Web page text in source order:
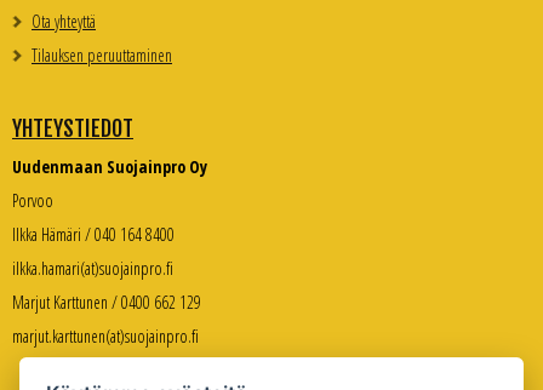
Ota yhteyttä
Tilauksen peruuttaminen
YHTEYSTIEDOT
Uudenmaan Suojainpro Oy
Porvoo
Ilkka Hämäri / 040 164 8400
ilkka.hamari(at)suojainpro.fi
Marjut Karttunen / 0400 662 129
marjut.karttunen(at)suojainpro.fi